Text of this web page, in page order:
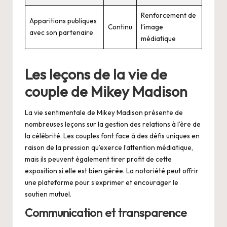
Apparitions publiques
avec son partenaire
Continu
Renforcement de
l’image
médiatique
Les leçons de la vie de
couple de Mikey Madison
La vie sentimentale de Mikey Madison présente de
nombreuses leçons sur la gestion des relations à l’ère de
la célébrité. Les couples font face à des défis uniques en
raison de la pression qu’exerce l’attention médiatique,
mais ils peuvent également tirer profit de cette
exposition si elle est bien gérée. La notoriété peut offrir
une plateforme pour s’exprimer et encourager le
soutien mutuel.
Communication et transparence